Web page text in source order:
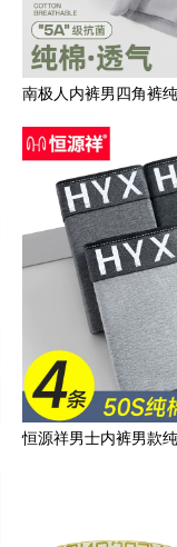
南极人内裤男四角裤
性潮裤头印
恒源祥男士内裤男款